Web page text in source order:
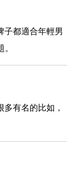
子都適合年輕男
有名的比如，